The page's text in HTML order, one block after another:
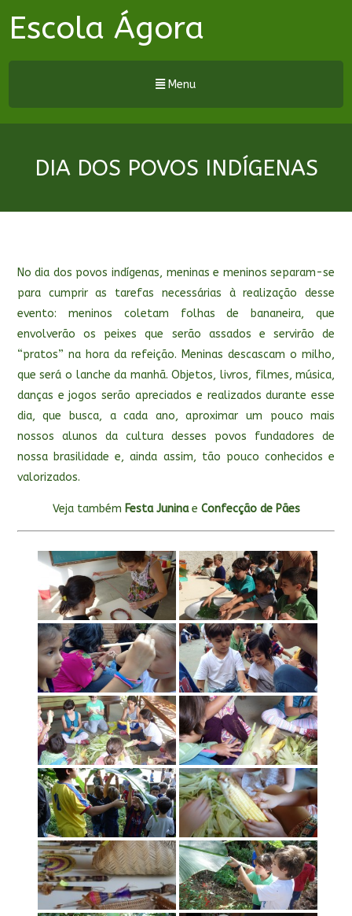
Escola Ágora
Menu
DIA DOS POVOS INDÍGENAS
No dia dos povos indígenas, meninas e meninos separam-se
para cumprir as tarefas necessárias à realização desse
evento: meninos coletam folhas de bananeira, que
envolverão os peixes que serão assados e servirão de
“pratos” na hora da refeição. Meninas descascam o milho,
que será o lanche da manhã. Objetos, livros, filmes, música,
danças e jogos serão apreciados e realizados durante esse
dia, que busca, a cada ano, aproximar um pouco mais
nossos alunos da cultura desses povos fundadores de
nossa brasilidade e, ainda assim, tão pouco conhecidos e
valorizados.
Veja também Festa Juninae Confecção de Pães